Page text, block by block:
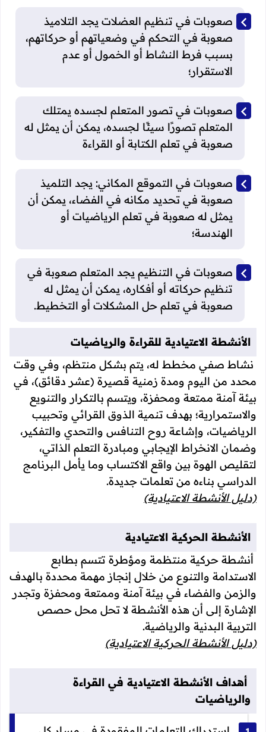
صعوبات في تنظيم العضلات يجد التلاميذ
صعوبة في التحكم في وضعياتهم أو حركاتهم،
بسبب فرط النشاط أو الخمول أو عدم
الاستقرار؛
صعوبات في تصور المتعلم لجسده يمتلك
المتعلم تصورًا سيئًا لجسده، يمكن أن يمثل له
صعوبة في تعلم الكتابة أو القراءة
صعوبات في التموقع المكاني: يجد التلميذ
صعوبة في تحديد مكانه في الفضاء، يمكن أن
يمثل له صعوبة في تعلم الرياضيات أو
الهندسة؛
صعوبات في التنظيم يجد المتعلم صعوبة في
تنظيم حركاته أو أفكاره، يمكن أن يمثل له
صعوبة في تعلم حل المشكلات أو التخطيط.
الأنشطة الاعتيادية للقراءة والرياضيات
نشاط صفي مخطط له، يتم بشكل منتظم، وفي وقت
محدد من اليوم ومدة زمنية قصيرة (عشر دقائق)، في
بيئة آمنة ممتعة ومحفزة، ويتسم بالتكرار والتنويع
والاستمرارية؛ بهدف تنمية الذوق القرائي وتحبيب
الرياضيات، وإشاعة روح التنافس والتحدي والتفكير،
وضمان الانخراط الإيجابي ومبادرة التعلم الذاتي،
لتقليص الهوة بين واقع الاكتساب وما يأمل البرنامج
الدراسي بناءه من تعلمات جديدة.
(دليل الأنشطة الاعتيادية)
الأنشطة الحركية الاعتيادية
أنشطة حركية منتظمة ومؤطرة تتسم بطابع
الاستدامة والتنوع من خلال إنجاز مهمة محددة بالهدف
والزمن والفضاء في بيئة آمنة وممتعة ومحفزة وتجدر
الإشارة إلى أن هذه الأنشطة لا تحل محل حصص
التربية البدنية والرياضية.
(دليل الأنشطة الحركية الاعتيادية)
أهداف الأنشطة الاعتيادية في القراءة
والرياضيات